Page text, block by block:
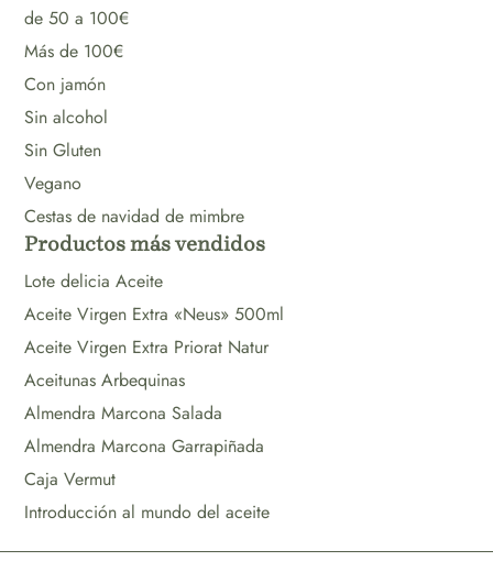
de 50 a 100€
Más de 100€
Con jamón
Sin alcohol
Sin Gluten
Vegano
Cestas de navidad de mimbre
Productos más vendidos
Lote delicia Aceite
Aceite Virgen Extra «Neus» 500ml
Aceite Virgen Extra Priorat Natur
Aceitunas Arbequinas
Almendra Marcona Salada
Almendra Marcona Garrapiñada
Caja Vermut
Introducción al mundo del aceite